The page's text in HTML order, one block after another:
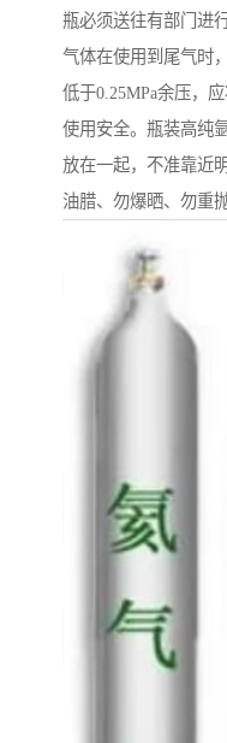
瓶必须送往有部门进
气体在使用到尾气时
低于0.25MPa余压，
使用安全。瓶装高纯
放在一起，不准靠近
油腊、勿爆晒、勿重